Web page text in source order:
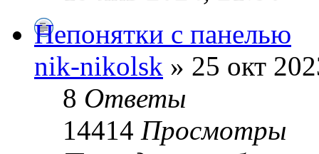
Непонятки с панелью
nik-nikolsk » 25 окт
8 Ответы
14414 Просмотры